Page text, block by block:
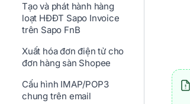
Tạo và phát hành hàng
loạt HĐĐT Sapo Invoice
trên Sapo FnB
Xuất hóa đơn điện tử cho
đơn hàng sàn Shopee
Cấu hình IMAP/POP3
chung trên email